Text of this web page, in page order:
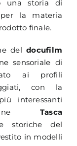
una storia di
la materia
finale.
deldocufilm
sensoriale di
ai profili
con la
interessanti
Tasca
storiche del
in modelli